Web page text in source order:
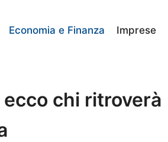
Economia e Finanza Imprese
chi ritroverà